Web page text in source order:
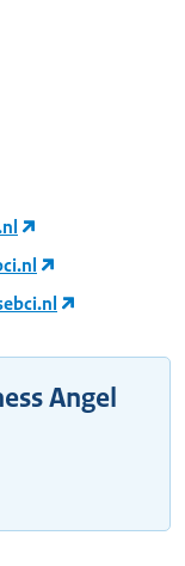
Angel